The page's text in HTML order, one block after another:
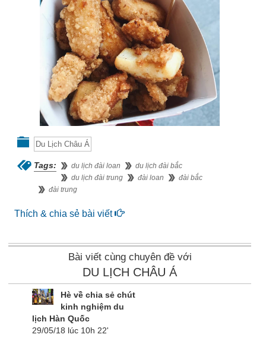
Du Lịch Châu Á
Tags: du lịch đài loan
du lịch đài bắc
du lịch đài trung
đài loan
đài bắc
đài trung
Thích & chia sẻ bài viết
Bài viết cùng chuyên đề với
DU LỊCH CHÂU Á
Hè về chia sẻ chút
kinh nghiệm du
lịch Hàn Quốc
29/05/18 lúc 10h 22'